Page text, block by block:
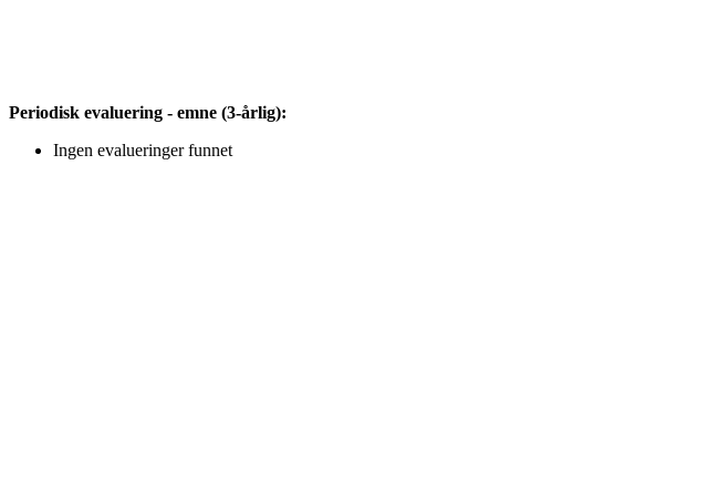
Periodisk evaluering - emne (3-årlig):
Ingen evalueringer funnet